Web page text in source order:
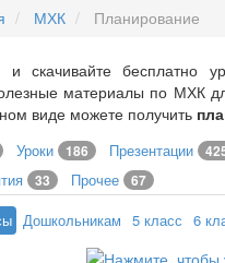
МХК Планирование
и скачивайте бесплатно
материалы по МХК
виде можете получить
Уроки 186 Презентации
33 Прочее 67
Дошкольникам 5 класс 6